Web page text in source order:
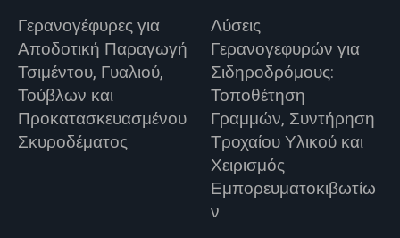
Γερανογέφυρες για
Αποδοτική Παραγωγή
Τσιμέντου, Γυαλιού,
Τούβλων και
Προκατασκευασμένου
Σκυροδέματος
Λύσεις
Γερανογεφυρών για
Σιδηροδρόμους:
Τοποθέτηση
Γραμμών, Συντήρηση
Τροχαίου Υλικού και
Χειρισμός
Εμπορευματοκιβωτίω
ν